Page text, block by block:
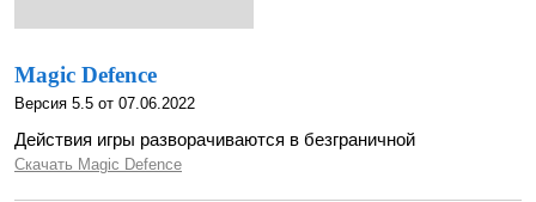
Magic Defence
Версия 5.5 от 07.06.2022
Действия игры разворачиваются в безграничной
Скачать Magic Defence